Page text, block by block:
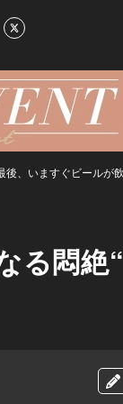
ル情報
後、いますぐビールが
悶絶